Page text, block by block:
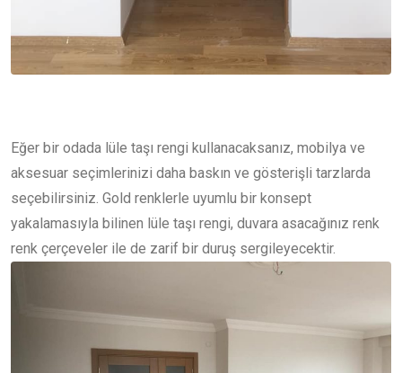
Eğer bir odada lüle taşı rengi kullanacaksanız, mobilya ve
aksesuar seçimlerinizi daha baskın ve gösterişli tarzlarda
seçebilirsiniz. Gold renklerle uyumlu bir konsept
yakalamasıyla bilinen lüle taşı rengi, duvara asacağınız renk
renk çerçeveler ile de zarif bir duruş sergileyecektir.